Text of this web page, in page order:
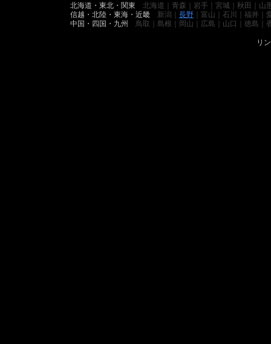
北海道・東北・関東 北海道｜青森｜岩手｜宮城｜秋田｜山
信越・北陸・東海・近畿 新潟｜ 長野 ｜富山｜石川｜福井｜
中国・四国・九州 鳥取｜島根｜岡山｜広島｜山口｜徳島｜
リ